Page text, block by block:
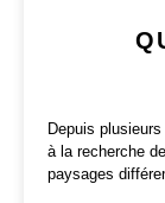
Depuis
à la recherche
paysages